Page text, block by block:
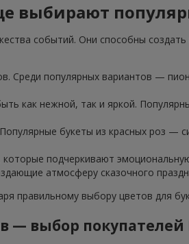
выбирают
событий. Они способны
Среди популярных вариантов —
как нежной, так и яркой.
букеты из красных роз —
подчеркивают
атмосферу сказочного
выбору цветов для
— выбор покупателей